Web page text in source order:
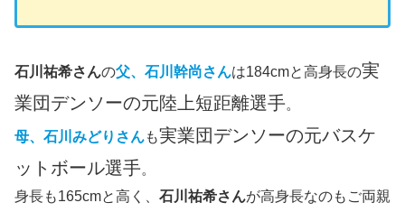
石川祐希さんの父、石川幹尚さんは184cmと高身長の実
業団デンソーの元陸上短距離選手。
母、石川みどりさんも実業団デンソーの元バスケ
ットボール選手。
身長も165cmと高く、 石川祐希さんが高身長なのもご両親